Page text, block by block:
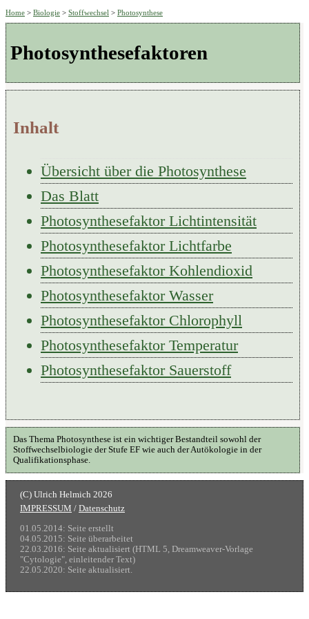
Home > Biologie > Stoffwechsel > Photosynthese
Photosynthesefaktoren
Inhalt
Übersicht über die Photosynthese
Das Blatt
Photosynthesefaktor Lichtintensität
Photosynthesefaktor Lichtfarbe
Photosynthesefaktor Kohlendioxid
Photosynthesefaktor Wasser
Photosynthesefaktor Chlorophyll
Photosynthesefaktor Temperatur
Photosynthesefaktor Sauerstoff
Das Thema Photosynthese ist ein wichtiger Bestandteil sowohl der
Stoffwechselbiologie der Stufe EF wie auch der Autökologie in der
Qualifikationsphase.
IMPRESSUM / Datenschutz
01.05.2014: Seite erstellt
04.05.2015: Seite überarbeitet
22.03.2016: Seite aktualisiert (HTML 5, Dreamweaver-Vorlage
"Cytologie", einleitender Text)
22.05.2020: Seite aktualisiert.